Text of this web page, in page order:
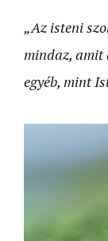
„Az isteni
mindaz, amit
egyéb, mint